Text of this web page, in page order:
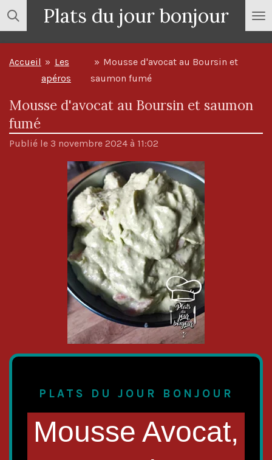
Passer
au
contenu
principal
Plats du jour bonjour
Accueil » Les
apéros
» Mousse d'avocat au Boursin et
saumon fumé
Mousse d'avocat au Boursin et saumon
fumé
Publié le 3 novembre 2024 à 11:02
PLATS DU JOUR BONJOUR
Mousse Avocat,